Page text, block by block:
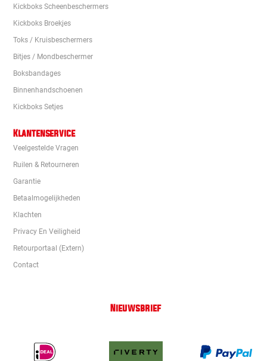
Kickboks Scheenbeschermers
Kickboks Broekjes
Toks / Kruisbeschermers
Bitjes / Mondbeschermer
Boksbandages
Binnenhandschoenen
Kickboks Setjes
Klantenservice
Veelgestelde Vragen
Ruilen & Retourneren
Garantie
Betaalmogelijkheden
Klachten
Privacy En Veiligheid
Retourportaal (extern)
Contact
Nieuwsbrief